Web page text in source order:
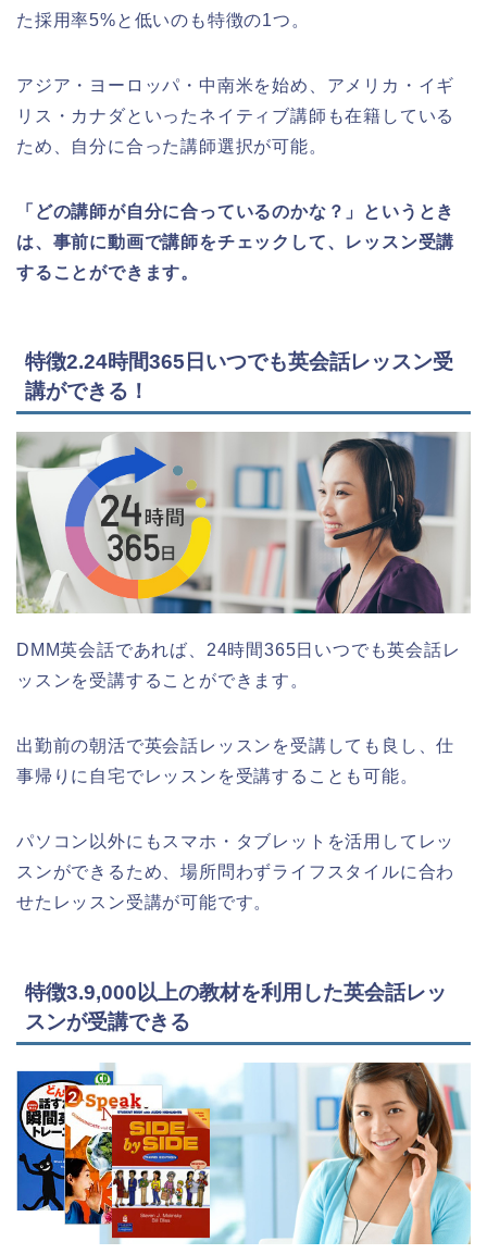
た採用率5%と低いのも特徴の1つ。
アジア・ヨーロッパ・中南米を始め、アメリカ・イギ
リス・カナダといったネイティブ講師も在籍している
ため、自分に合った講師選択が可能。
「どの講師が自分に合っているのかな？」というとき
は、事前に動画で講師をチェックして、レッスン受講
することができます。
特徴2.24時間365日いつでも英会話レッスン受
講ができる！
DMM英会話であれば、24時間365日いつでも英会話レ
ッスンを受講することができます。
出勤前の朝活で英会話レッスンを受講しても良し、仕
事帰りに自宅でレッスンを受講することも可能。
パソコン以外にもスマホ・タブレットを活用してレッ
スンができるため、場所問わずライフスタイルに合わ
せたレッスン受講が可能です。
特徴3.9,000以上の教材を利用した英会話レッ
スンが受講できる